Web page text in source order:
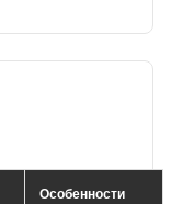
Особенности